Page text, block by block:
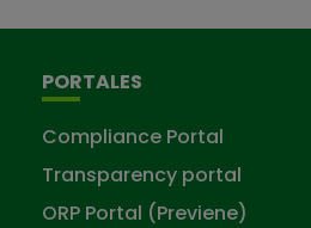
PORTALES
Compliance Portal
Transparency portal
ORP Portal (Previene)